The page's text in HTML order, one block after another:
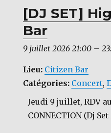
c
e
b
o
o
k
it
r
[DJ SET]
Bar
9 juillet 2026 21:00–
Lieu: Citizen Bar
Catégories: Concert,
Jeudi 9 juillet, RDV
CONNECTION (Dj